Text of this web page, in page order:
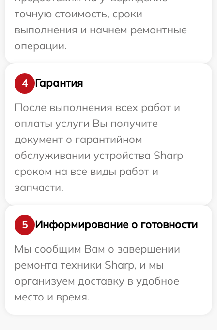
точную стоимость, сроки
выполнения и начнем ремонтные
операции.
4
Гарантия
После выполнения всех работ и
оплаты услуги Вы получите
документ о гарантийном
обслуживании устройства Sharp
сроком на все виды работ и
запчасти.
5
Информирование о готовности
Мы сообщим Вам о завершении
ремонта техники Sharp, и мы
организуем доставку в удобное
место и время.